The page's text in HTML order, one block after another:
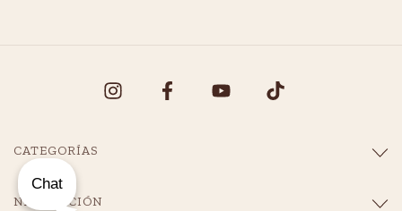
CATEGORÍAS
NAVEGACIÓN
Chat